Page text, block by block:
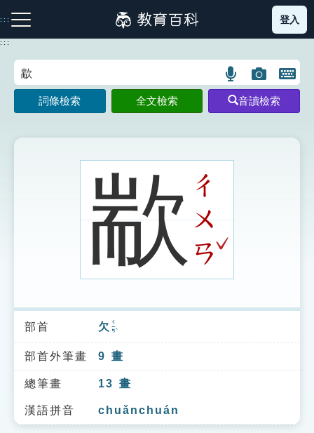
到
主
:::
注音索引圖示 筆畫索引圖示 部首索引表圖示
索引選單
知識索引
單字索引
生命大百科索引
登入
:::
語
言
搜
示
圖
片
搜
開
鍵
圖
詞條檢索 全文檢索 音讀檢索
歂ㄔ
ㄨ
ㄢ
ˇ
部首 欠 ㄑㄧㄢˋ
部首外筆畫 9 畫
總筆畫 13 畫
漢語拼音 chuǎnchuán